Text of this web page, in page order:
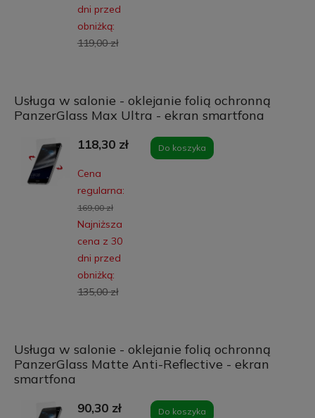
dni przed
obniżką:
119,00 zł
Usługa w salonie - oklejanie folią ochronną
PanzerGlass Max Ultra - ekran smartfona
118,30 zł
Cena
regularna:
169,00 zł
Najniższa
cena z 30
dni przed
obniżką:
135,00 zł
Do koszyka
Usługa w salonie - oklejanie folią ochronną
PanzerGlass Matte Anti-Reflective - ekran
smartfona
90,30 zł Do koszyka